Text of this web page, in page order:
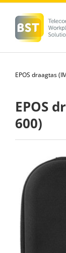
inhoud
EPOS draagtas
EPOS
600)